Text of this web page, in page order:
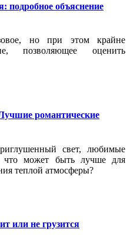
подробное объяснение
но при этом крайне
позволяющее оценить
романтические
свет, любимые
может быть лучше для
теплой атмосферы?
или не грузится